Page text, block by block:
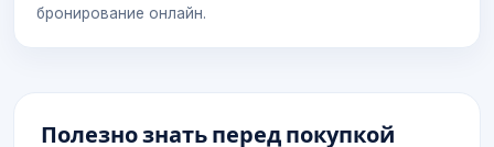
бронирование онлайн.
Полезно знать перед покупкой